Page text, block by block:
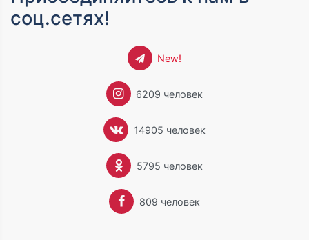
соц.сетях!
New!
6209 человек
14905 человек
5795 человек
809 человек